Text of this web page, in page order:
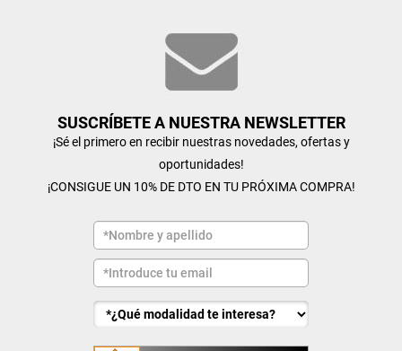
SUSCRÍBETE A NUESTRA NEWSLETTER
¡Sé el primero en recibir nuestras novedades, ofertas y
oportunidades!
¡CONSIGUE UN 10% DE DTO EN TU PRÓXIMA COMPRA!